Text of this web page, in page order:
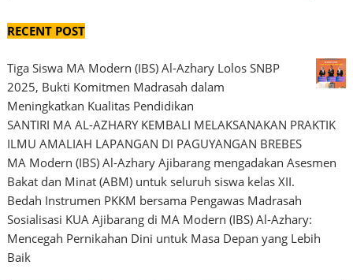
RECENT POST
Tiga Siswa MA Modern (IBS) Al-Azhary Lolos SNBP
2025, Bukti Komitmen Madrasah dalam
Meningkatkan Kualitas Pendidikan
SANTIRI MA AL-AZHARY KEMBALI MELAKSANAKAN PRAKTIK
ILMU AMALIAH LAPANGAN DI PAGUYANGAN BREBES
MA Modern (IBS) Al-Azhary Ajibarang mengadakan Asesmen
Bakat dan Minat (ABM) untuk seluruh siswa kelas XII.
Bedah Instrumen PKKM bersama Pengawas Madrasah
Sosialisasi KUA Ajibarang di MA Modern (IBS) Al-Azhary:
Mencegah Pernikahan Dini untuk Masa Depan yang Lebih
Baik